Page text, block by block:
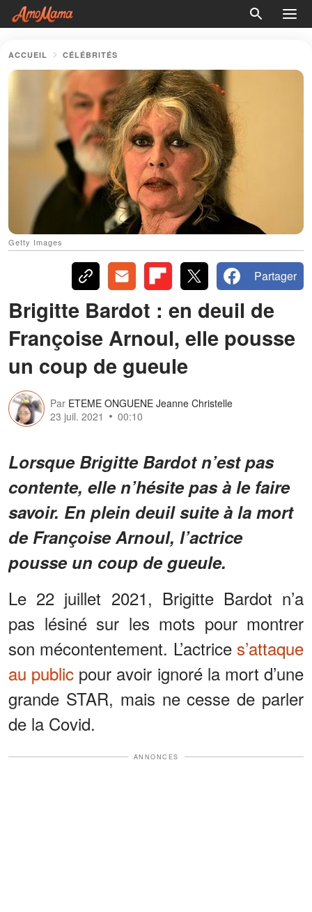
ACCUEIL CÉLÉBRITÉS
Getty Images
Partager
Brigitte Bardot : en deuil de
Françoise Arnoul, elle pousse
un coup de gueule
Par ETEME ONGUENE Jeanne Christelle
23 juil. 2021
00:10
Lorsque Brigitte Bardot n’est pas
contente, elle n’hésite pas à le faire
savoir. En plein deuil suite à la mort
de Françoise Arnoul, l’actrice
pousse un coup de gueule.
Le 22 juillet 2021, Brigitte Bardot n’a
pas lésiné sur les mots pour montrer
son mécontentement. L’actrice s’attaque
au public pour avoir ignoré la mort d’une
grande STAR, mais ne cesse de parler
de la Covid.
ANNONCES